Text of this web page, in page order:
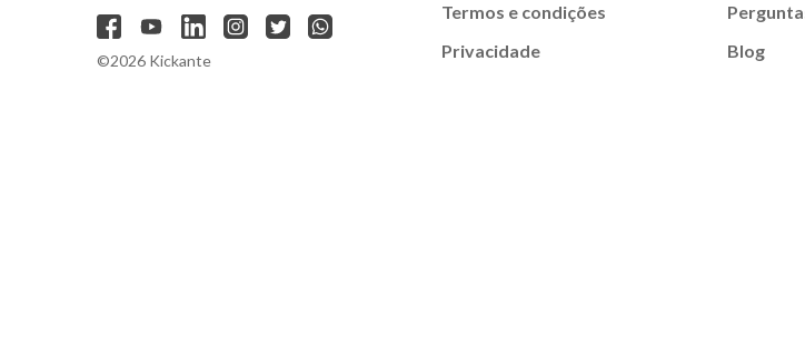
©2026 Kickante
Termos e condições
Privacidade
Blog